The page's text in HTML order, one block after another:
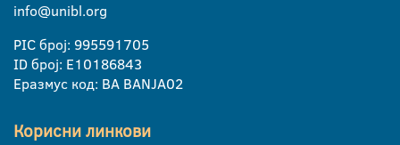
info@unibl.org
PIC број: 995591705
ID број: E10186843
Еразмус код: BA BANJA02
Корисни линкови